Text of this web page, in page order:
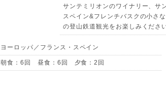
サンテミリオンのワイナリー、サ
スペイン&フレンチバスクの小さ
の登山鉄道観光をお楽しみくださ
ヨーロッパ／フランス・スペイン
朝食：6回 昼食：6回 夕食：2回